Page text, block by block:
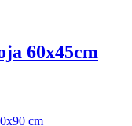
60x45cm